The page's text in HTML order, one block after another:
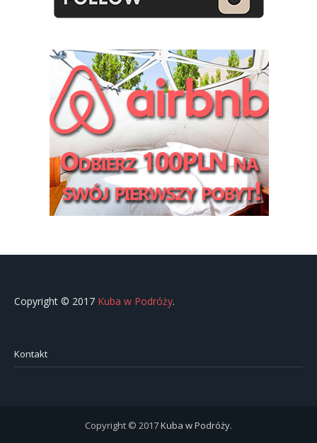
Copyright © 2017 Kuba w Podróży.
Kontakt
Copyright © 2017Kuba w Podróży.